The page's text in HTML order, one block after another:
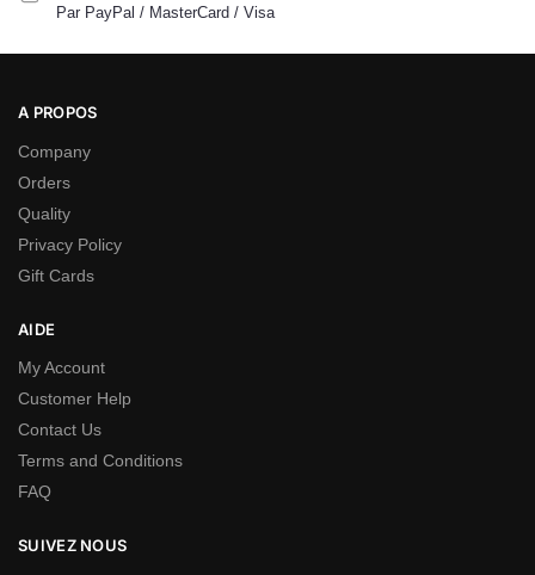
Par PayPal / MasterCard / Visa
A PROPOS
Company
Orders
Quality
Privacy Policy
Gift Cards
AIDE
My Account
Customer Help
Contact Us
Terms and Conditions
FAQ
SUIVEZ NOUS